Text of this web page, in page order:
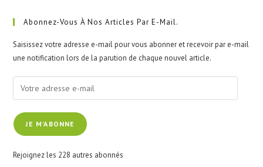
Abonnez-Vous À Nos Articles Par E-Mail.
Saisissez votre adresse e-mail pour vous abonner et recevoir par e-mail
une notification lors de la parution de chaque nouvel article.
Votre
adresse
e-
mailJE M'ABONNE
Rejoignez les 228 autres abonnés